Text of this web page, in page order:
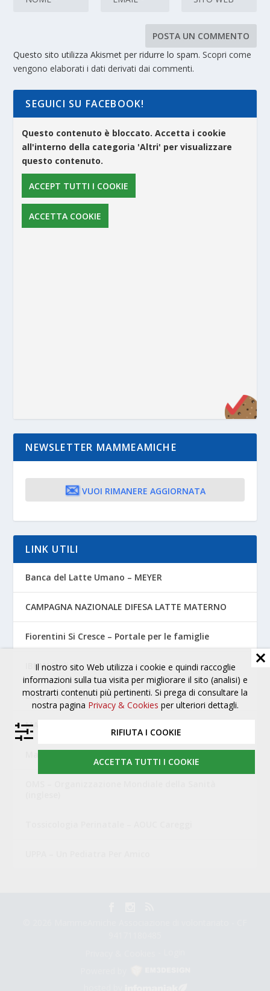
Questo sito utilizza Akismet per ridurre lo spam.Scopri come
vengono elaborati i dati derivati dai commenti.
SEGUICI SU FACEBOOK!
Questo contenuto è bloccato. Accetta i cookie
all'interno della categoria 'Altri' per visualizzare
questo contenuto.
ACCEPT TUTTI I COOKIE
ACCETTA COOKIE
NEWSLETTER MAMMEAMICHE
✉️ VUOI RIMANERE AGGIORNATA
LINK UTILI
Banca del Latte Umano – MEYER
CAMPAGNA NAZIONALE DIFESA LATTE MATERNO
Fiorentini Si Cresce – Portale per le famiglie
IBFAN Italia
La Leche League Italia
MAMI- Movimento Allattamento Materno Italiano
Il nostro sito Web utilizza i cookie e quindi raccoglie
informazioni sulla tua visita per migliorare il sito (analisi) e
mostrarti contenuti più pertinenti. Si prega di consultare la
nostra pagina Privacy & Cookies per ulteriori dettagli.
RIFIUTA I COOKIE
ACCETTA TUTTI I COOKIE